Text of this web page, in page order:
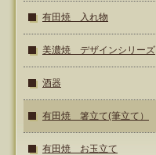
有田焼 入れ物
美濃焼 デザインシリーズ
酒器
有田焼 箸立て(筆立て）
有田焼 お玉立て